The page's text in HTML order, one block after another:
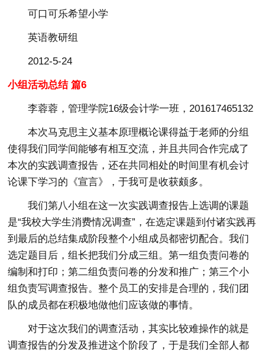
可口可乐希望小学
英语教研组
2012-5-24
小组活动总结 篇6
李蓉蓉，管理学院16级会计学一班，201617465132
本次马克思主义基本原理概论课得益于老师的分组
使得我们同学间能够有相互交流，并且共同合作完成了
本次的实践调查报告，还在共同相处的时间里有机会讨
论课下学习的《宣言》，于我可是收获颇多。
我们第八小组在这一次实践调查报告上选调的课题
是“我校大学生消费情况调查”，在选定课题到付诸实践再
到最后的总结集成阶段整个小组成员都密切配合。我们
选定题目后，组长把我们分成三组。第一组负责问卷的
编制和打印；第二组负责问卷的分发和推广；第三个小
组负责写调查报告。整个员工的安排是合理的，我们团
队的成员都在积极地做他们应该做的事情。
对于这次我们的调查活动，其实比较难操作的就是
调查报告的分发及推进这个阶段了，于是我们全部人都